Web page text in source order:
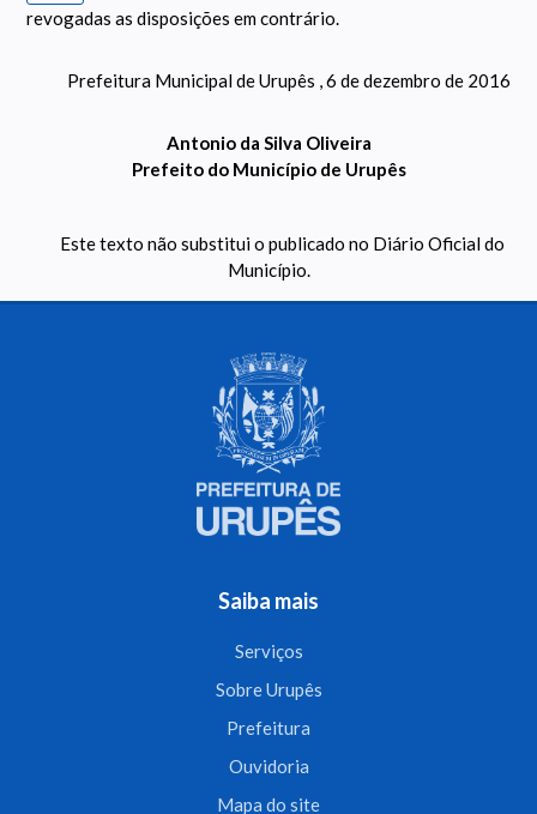
revogadas as disposições em contrário.
Prefeitura Municipal de Urupês , 6 de dezembro de 2016
Antonio da Silva Oliveira
Prefeito do Município de Urupês
Este texto não substitui o publicado no Diário Oficial do
Município.
Saiba mais
Serviços
Sobre Urupês
Prefeitura
Ouvidoria
Mapa do site